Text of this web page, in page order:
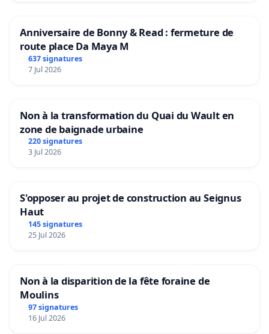
Anniversaire de Bonny & Read : fermeture de
route place Da Maya M
637 signatures
7 Jul 2026
Non à la transformation du Quai du Wault en
zone de baignade urbaine
220 signatures
3 Jul 2026
S'opposer au projet de construction au Seignus
Haut
145 signatures
25 Jul 2026
Non à la disparition de la fête foraine de
Moulins
97 signatures
16 Jul 2026